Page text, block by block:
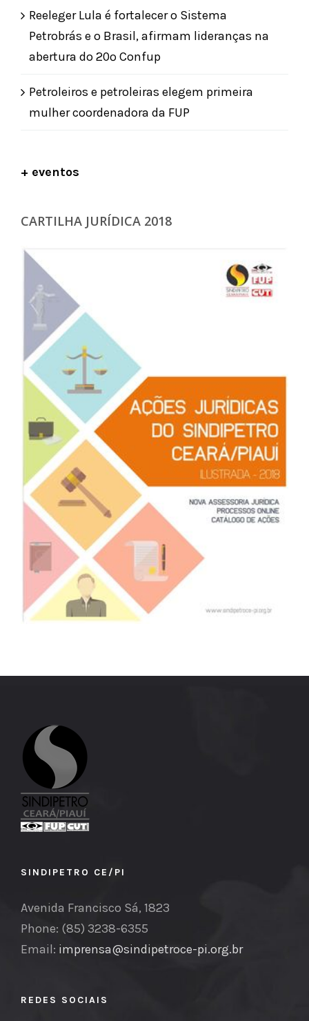
Reeleger Lula é fortalecer o Sistema
Petrobrás e o Brasil, afirmam lideranças na
abertura do 20º Confup
Petroleiros e petroleiras elegem primeira
mulher coordenadora da FUP
+ eventos
CARTILHA JURÍDICA 2018
SINDIPETRO CE/PI
Avenida Francisco Sá, 1823
Phone: (85) 3238-6355
Email: imprensa@sindipetroce-pi.org.br
REDES SOCIAIS